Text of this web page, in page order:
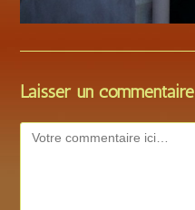
Laisser un commentaire
Comment